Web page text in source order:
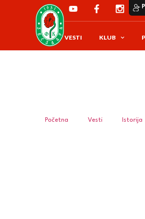
VESTI KLUB
Početna Vesti Istorija